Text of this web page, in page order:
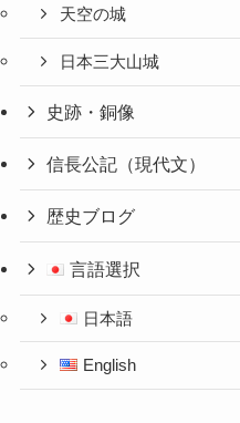
天空の城
日本三大山城
史跡・銅像
信長公記（現代文）
歴史ブログ
言語選択
日本語
English